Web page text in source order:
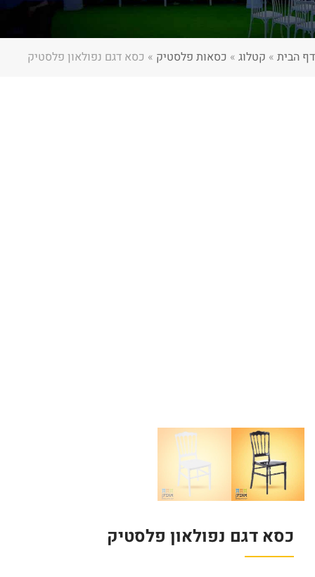
דף הבית » קטלוג » כסאות פלסטיק » כסא דגם נפולאון פלסטיק
כסא דגם נפולאון פלסטיק